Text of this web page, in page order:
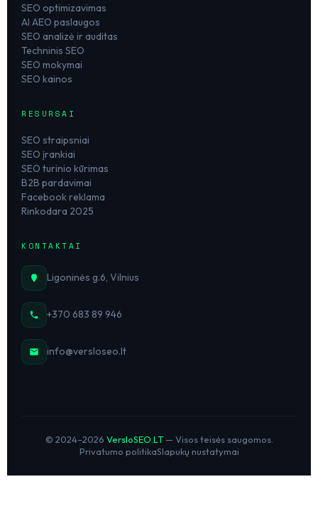
SEO optimizavimas
AI AEO paslaugos
SEO analizė ir auditas
Techninis SEO
SEO mokymai
SEO kainos
RESURSAI
SEO straipsniai
SEO įrankiai
SEO turinio kūrimas
B2B pardavimai
Facebook reklama
Rinkodara 2025
KONTAKTAI
Ligoninės g.6, Vilnius
+370 683 89 946
info@versloseo.lt
© 2024–2026 VersloSEO.LT— Visos teisės saugomos.
Privatumo politikaSlapukų nustatymai